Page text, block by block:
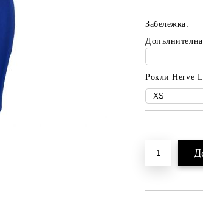
Забележка:
Рокли Herve